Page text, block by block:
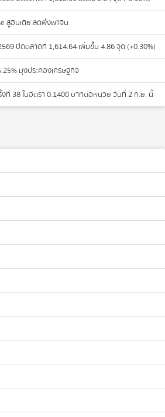
สู่อินเดีย ลดพึ่งพาจีน
ปิดตลาดที่ 1,614.64 เพิ่มขึ้น 4.86 จุด (+0.30%)
มุ่งประคองเศรษฐกิจ
งที่ 38 ในอัตรา 0.1400 บาทต่อหน่วย วันที่ 2 ก.ย. นี้